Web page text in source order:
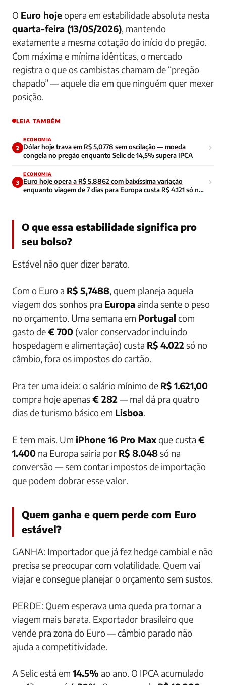
O Euro hojeopera em estabilidade absoluta nesta
quarta-feira (13/05/2026), mantendo
exatamente a mesma cotação do início do pregão.
Com máxima e mínima idênticas, o mercado
registra o que os cambistas chamam de “pregão
chapado” — aquele dia em que ninguém quer mexer
posição.
LEIA TAMBÉM
2
ECONOMIA
Dólar hoje trava em R$ 5,0778 sem oscilação — moeda
congela no pregão enquanto Selic de 14,5% supera IPCA
3
ECONOMIA
Euro hoje opera a R$ 5,8862 com baixíssima variação
enquanto viagem de 7 dias para Europa custa R$ 4.121 só no
O que essa estabilidade significa pro
seu bolso?
Estável não quer dizer barato.
Com o Euro a R$ 5,7488, quem planeja aquela
viagem dos sonhos pra Europa ainda sente o peso
no orçamento. Uma semana em Portugal com
gasto de€ 700 (valor conservador incluindo
hospedagem e alimentação) custa R$ 4.022só no
câmbio, fora os impostos do cartão.
Pra ter uma ideia: o salário mínimo de R$ 1.621,00
compra hoje apenas€ 282— mal dá pra quatro
dias de turismo básico em Lisboa.
E tem mais. Um iPhone 16 Pro Maxque custa €
1.400 na Europa sairia por R$ 8.048só na
conversão — sem contar impostos de importação
que podem dobrar esse valor.
Quem ganha e quem perde com Euro
estável?
GANHA: Importador que já fez hedge cambial e não
precisa se preocupar com volatilidade. Quem vai
viajar e consegue planejar o orçamento sem sustos.
PERDE: Quem esperava uma queda pra tornar a
viagem mais barata. Exportador brasileiro que
vende pra zona do Euro — câmbio parado não
ajuda a competitividade.
A Selic está em 14.5% ao ano. O IPCA acumulado